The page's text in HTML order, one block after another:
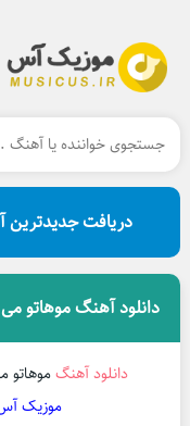
دریافت جدیدترین
دانلود آهنگ موهاتو
دانلود آهنگ
موزیک